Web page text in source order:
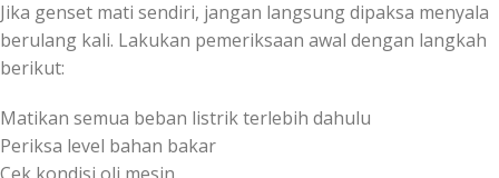
Jika genset mati sendiri, jangan langsung dipaksa menyala
berulang kali. Lakukan pemeriksaan awal dengan langkah
berikut:
Matikan semua beban listrik terlebih dahulu
Periksa level bahan bakar